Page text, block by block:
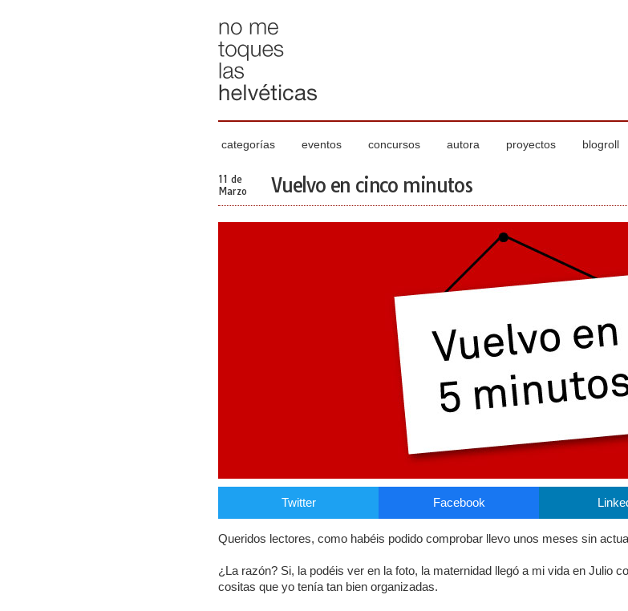
categorías eventos concursos autora proyectos blogroll
11 de
Marzo
Vuelvo en cinco minutos
Twitter Facebook
Queridos lectores, como habéis podido comprobar llevo unos meses sin
¿La razón? Si, la podéis ver en la foto, la maternidad llegó a mi vida en Julio
cositas que yo tenía tan bien organizadas.